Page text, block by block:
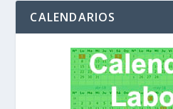
CALENDARIOS